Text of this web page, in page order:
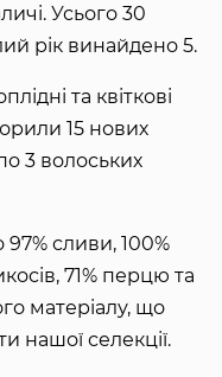
Усього 30
рік винайдено 5.
та квіткові
15 нових
3 волоських
сливи, 100%
71% перцю та
матеріалу, що
нашої селекції.